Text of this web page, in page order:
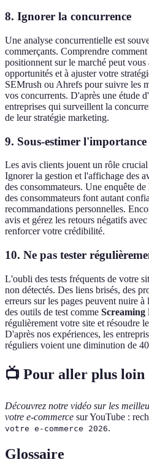
8. Ignorer la concurrence
Une analyse concurrentielle est
commerçants. Comprendre
positionnent sur le marché peut
opportunités et à ajuster votre
SEMrush ou Ahrefs pour suivre les
vos concurrents. D'après une étude d'
entreprises qui surveillent la
de leur stratégie marketing.
9. Sous-estimer l'importance
Les avis clients jouent un rôle
Ignorer la gestion et l'affichage des
des consommateurs. Une enquête de
des consommateurs font autant
recommandations personnelles.
avis et gérez les retours négatifs
renforcer votre crédibilité.
10. Ne pas tester
L'oubli des tests fréquents de votre
non détectés. Des liens brisés, des
erreurs sur les pages peuvent nuire
des outils de test comme Screaming
régulièrement votre site et résoudre
D'après nos expériences, les
réguliers voient une diminution de
📺 Pour aller plus loin
Découvrez notre vidéo sur les
votre e-commerce sur YouTube :
votre e-commerce 2026.
Glossaire